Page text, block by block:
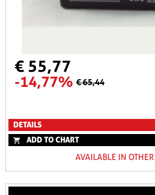
€ 55,77
-14,77% € 65,44
DETAILS
ADD TO CHART
AVAILABLE IN